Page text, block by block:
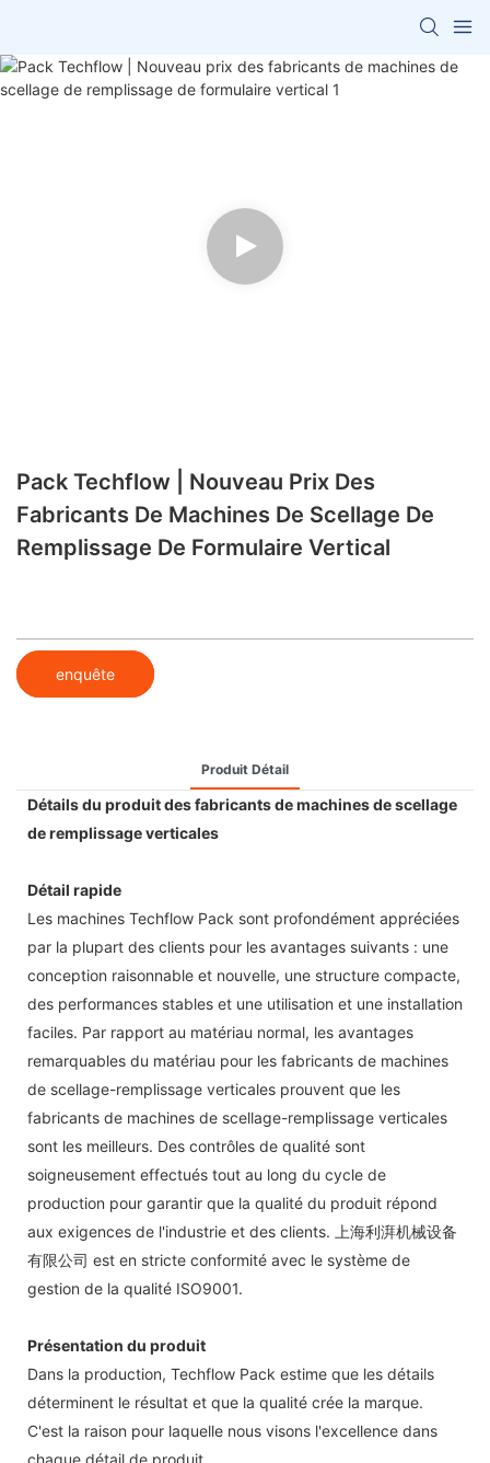
Pack Techflow | Nouveau Prix Des
Fabricants De Machines De Scellage De
Remplissage De Formulaire Vertical
enquête
Produit Détail
Détails du produit des fabricants de machines de scellage
de remplissage verticales
Détail rapide
Les machines Techflow Pack sont profondément appréciées
par la plupart des clients pour les avantages suivants : une
conception raisonnable et nouvelle, une structure compacte,
des performances stables et une utilisation et une installation
faciles. Par rapport au matériau normal, les avantages
remarquables du matériau pour les fabricants de machines
de scellage-remplissage verticales prouvent que les
fabricants de machines de scellage-remplissage verticales
sont les meilleurs. Des contrôles de qualité sont
soigneusement effectués tout au long du cycle de
production pour garantir que la qualité du produit répond
aux exigences de l'industrie et des clients. 上海利湃机械设备
有限公司 est en stricte conformité avec le système de
gestion de la qualité ISO9001.
Présentation du produit
Dans la production, Techflow Pack estime que les détails
déterminent le résultat et que la qualité crée la marque.
C'est la raison pour laquelle nous visons l'excellence dans
chaque détail de produit.